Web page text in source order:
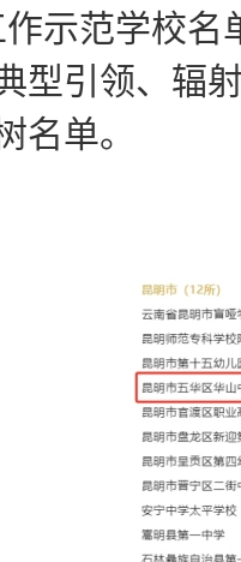
作示范学校
型引领、辐
名单。